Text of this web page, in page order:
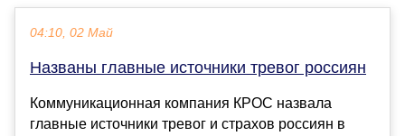
04:10, 02 Май
Названы главные источники тревог россиян
Коммуникационная компания КРОС назвала
главные источники тревог и страхов россиян в